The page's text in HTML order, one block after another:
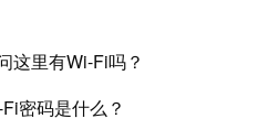
这里有Wi-Fi吗？
密码是什么？